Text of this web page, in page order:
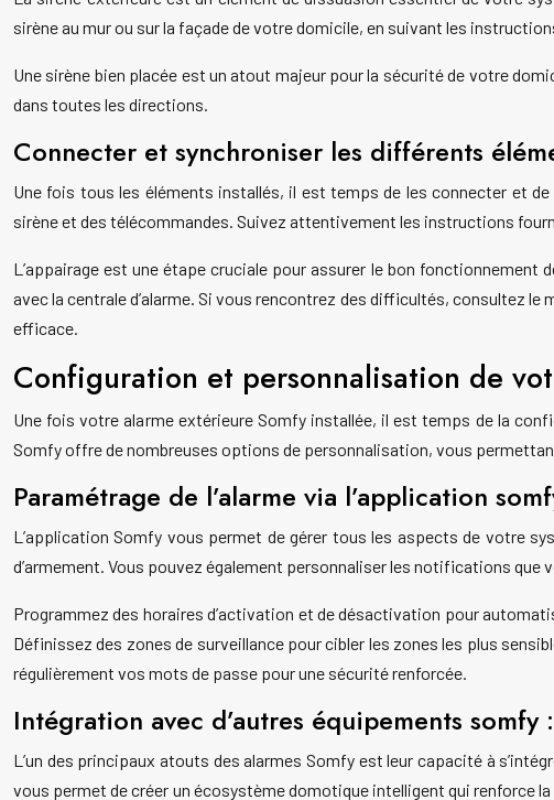
sirène au mur ou sur la façade de votre domicile, en suivant les
Une sirène bien placée est un atout majeur pour la sécurité de votre
dans toutes les directions.
Connecter et synchroniser les différents
Une fois tous les éléments installés, il est temps de les connecter et
sirène et des télécommandes. Suivez attentivement les instructions
L’appairage est une étape cruciale pour assurer le bon fonctionnement
avec la centrale d’alarme. Si vous rencontrez des difficultés, consultez le
efficace.
Configuration et personnalisation de
Une fois votre alarme extérieure Somfy installée, il est temps de la
Somfy offre de nombreuses options de personnalisation, vous
Paramétrage de l’alarme via l’application
L’application Somfy vous permet de gérer tous les aspects de votre
d’armement. Vous pouvez également personnaliser les notifications que
Programmez des horaires d’activation et de désactivation pour
Définissez des zones de surveillance pour cibler les zones les plus
régulièrement vos mots de passe pour une sécurité renforcée.
Intégration avec d’autres équipements
L’un des principaux atouts des alarmes Somfy est leur capacité à
vous permet de créer un écosystème domotique intelligent qui renforce